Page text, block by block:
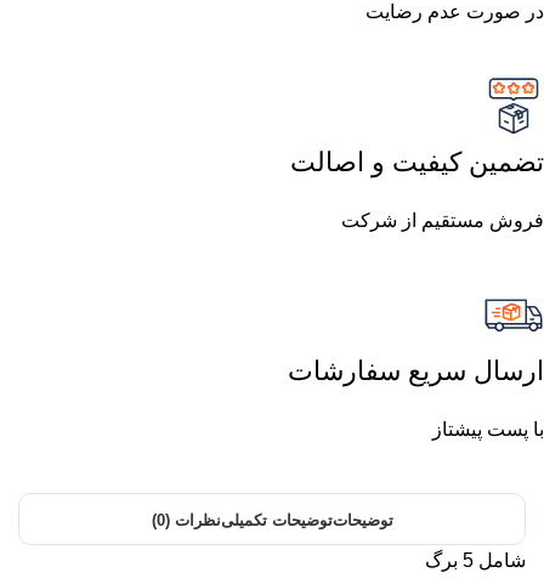
در صورت عدم رضایت
تضمین کیفیت و اصالت
فروش مستقیم از شرکت
ارسال سریع سفارشات
با پست پیشتاز
توضیحاتتوضیحات تکمیلینظرات (0)
شامل 5 برگ